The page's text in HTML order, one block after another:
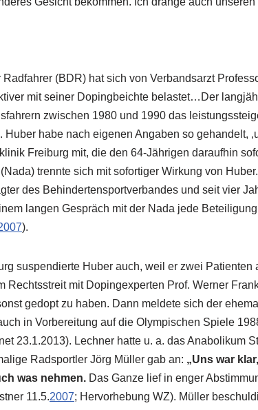
Radfahrer (BDR) hat sich von Verbandsarzt
mit seiner Dopingbeichte belastet…Der
zwischen 1980 und 1990 das
Huber habe nach eigenen Angaben so gehandelt,
Freiburg mit, die den 64-Jährigen daraufhin
Nada) trennte sich mit sofortiger Wirkung von
des Behindertensportverbandes und seit vier
langen Gespräch mit der Nada jede
).
suspendierte Huber auch, weil er zwei Patienten
Rechtsstreit mit Dopingexperten Prof. Werner
gedopt zu haben. Dann meldete sich der
in Vorbereitung auf die Olympischen Spiele
23.1.2013). Lechner hatte u. a. das Anabolikum
Radsportler Jörg Müller gab an: „Uns war
was nehmen. Das Ganze lief in enger
11.5.2007; Hervorhebung WZ). Müller